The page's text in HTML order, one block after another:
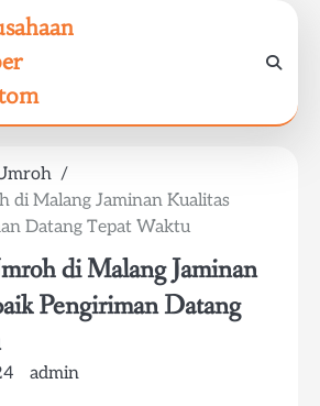
di Malang Jaminan Kualitas
Datang Tepat Waktu
di Malang Jaminan
Pengiriman Datang
admin